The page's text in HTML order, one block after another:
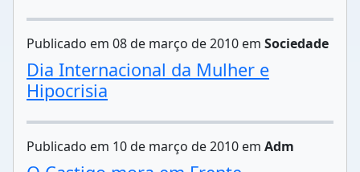
Publicado em 08 de março de 2010 em Sociedade
Dia Internacional da Mulher e
Hipocrisia
Publicado em 10 de março de 2010 em Adm